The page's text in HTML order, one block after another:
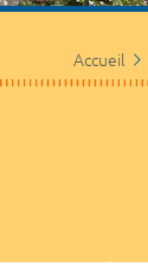
Accueil